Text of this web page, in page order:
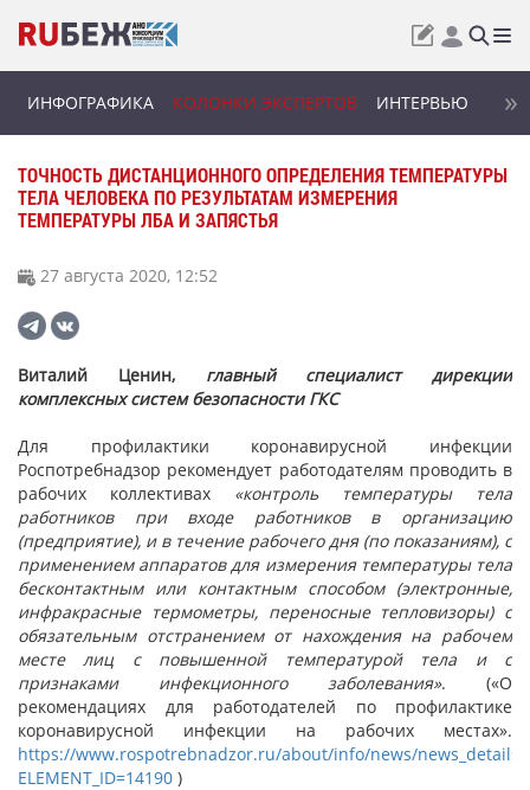
ИНФОГРАФИКА КОЛОНКИ ЭКСПЕРТОВ ИНТЕРВЬЮ
ТОЧНОСТЬ ДИСТАНЦИОННОГО ОПРЕДЕЛЕНИЯ ТЕМПЕРАТУРЫ
ТЕЛА ЧЕЛОВЕКА ПО РЕЗУЛЬТАТАМ ИЗМЕРЕНИЯ
ТЕМПЕРАТУРЫ ЛБА И ЗАПЯСТЬЯ
27 августа 2020, 12:52
Виталий Ценин, главный специалист дирекции
комплексных систем безопасности ГКС
Для профилактики коронавирусной инфекции
Роспотребнадзор рекомендует работодателям проводить в
рабочих коллективах «контроль температуры тела
работников при входе работников в организацию
(предприятие), и в течение рабочего дня (по показаниям), с
применением аппаратов для измерения температуры тела
бесконтактным или контактным способом (электронные,
инфракрасные термометры, переносные тепловизоры) с
обязательным отстранением от нахождения на рабочем
месте лиц с повышенной температурой тела и с
признаками инфекционного заболевания». («О
рекомендациях для работодателей по профилактике
коронавирусной инфекции на рабочих местах».
https://www.rospotrebnadzor.ru/about/info/news/
ELEMENT_ID=14190 )